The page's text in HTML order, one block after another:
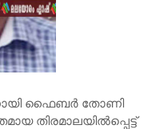
ഫൈബർ തോണി
തിരമാലയിൽപ്പെട്ട്